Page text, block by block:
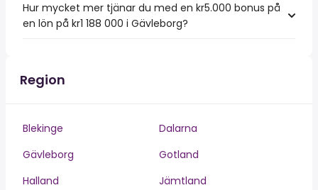
Hur mycket mer tjänar du med en kr5.000 bonus på
en lön på kr1 188 000 i Gävleborg?
Region
Blekinge
Dalarna
Gävleborg
Gotland
Halland
Jämtland